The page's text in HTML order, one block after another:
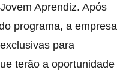
Aprendiz. Após
programa, a empresa
para
terão a oportunidade